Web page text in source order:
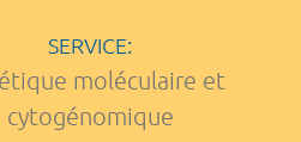
SERVICE:
moléculaire et
cytogénomique